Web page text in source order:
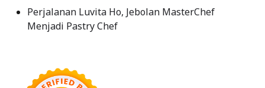
Perjalanan Luvita Ho, Jebolan MasterChef
Menjadi Pastry Chef